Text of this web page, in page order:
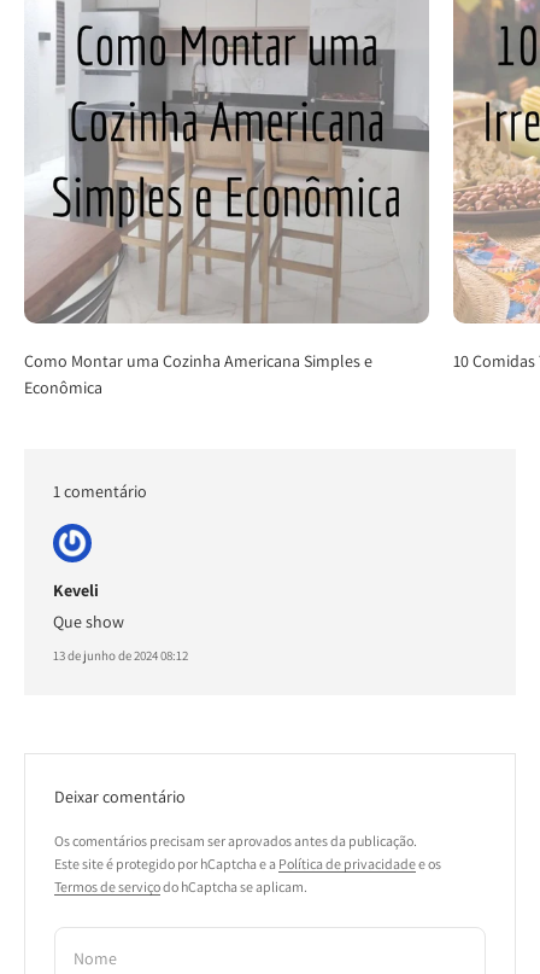
Como Montar uma Cozinha Americana Simples e
Econômica
10
1 comentário
Keveli
Que show
13 de junho de 2024 08:12
Deixar comentário
Os comentários precisam ser aprovados antes da publicação.
Este site é protegido por hCaptcha e a Política de privacidadee os
Termos de serviçodo hCaptcha se aplicam.
Nome